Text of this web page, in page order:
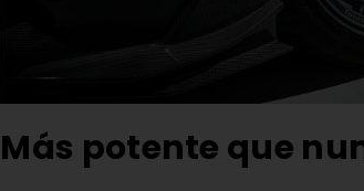
Más potente que